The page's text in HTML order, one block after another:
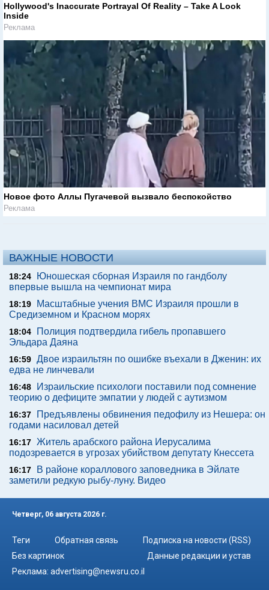
Hollywood's Inaccurate Portrayal Of Reality – Take A Look
Inside
Реклама
Новое фото Аллы Пугачевой вызвало беспокойство
Реклама
ВАЖНЫЕ НОВОСТИ
18:24
Юношеская сборная Израиля по гандболу
впервые вышла на чемпионат мира
18:19
Масштабные учения ВМС Израиля прошли в
Средиземном и Красном морях
18:04
Полиция подтвердила гибель пропавшего
Эльдара Даяна
16:59 Двое израильтян по ошибке въехали в Дженин: их
едва не линчевали
16:48
Израильские психологи поставили под сомнение
теорию о дефиците эмпатии у людей с аутизмом
16:37
Предъявлены обвинения педофилу из Нешера: он
годами насиловал детей
16:17 Житель арабского района Иерусалима
подозревается в угрозах убийством депутату Кнессета
16:17
В районе кораллового заповедника в Эйлате
заметили редкую рыбу-луну. Видео
Четверг, 06 августа 2026 г.
Теги Обратная связь
Подписка на новости (RSS)
Без картинок
Данные редакции и устав
Реклама: advertising@newsru.co.il